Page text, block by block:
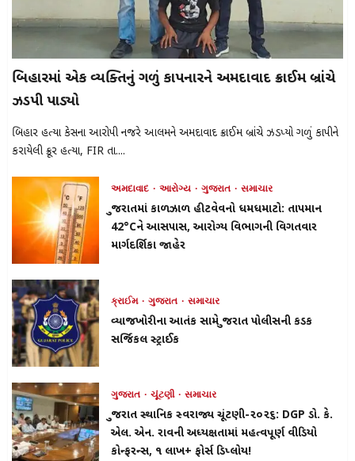
બિહારમાં એક વ્યક્તિનું ગળું કાપનારને અમદાવાદ ક્રાઈમ બ્રાંચે
ઝડપી પાડ્યો
બિહાર હત્યા કેસના આરોપી નજરે આલમને અમદાવાદ ક્રાઈમ બ્રાંચે ઝડપ્યો ગળું કાપીને
કરાયેલી ક્રૂર હત્યા, FIR તા....
અમદાવાદ આરોગ્ય ગુજરાત સમાચાર
ગુજરાતમાં કાળઝાળ હીટવેવનો ધમધમાટો: તાપમાન
42°Cને આસપાસ, આરોગ્ય વિભાગની વિગતવાર
માર્ગદર્શિકા જાહેર
ક્રાઈમ ગુજરાત સમાચાર
વ્યાજખોરીના આતંક સામે ગુજરાત પોલીસની કડક
સર્જિકલ સ્ટ્રાઈક
ગુજરાત ચૂંટણી સમાચાર
ગુજરાત સ્થાનિક સ્વરાજ્ય ચૂંટણી-૨૦૨૬: DGP ડો. કે.
એલ. એન. રાવની અધ્યક્ષતામાં મહત્વપૂર્ણ વીડિયો
કોન્ફરન્સ, ૧ લાખ+ ફોર્સ ડિપ્લોય!